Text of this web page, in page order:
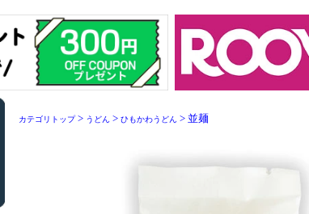
カテゴリトップ> うどん > ひもかわうどん > 並麺